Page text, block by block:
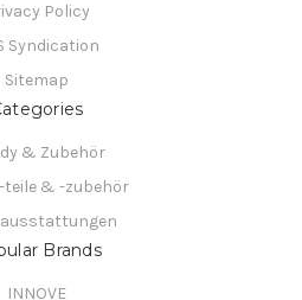
Policy
Syndication
Sitemap
& Zubehör
teile & -zubehör
Brands
INNOVE